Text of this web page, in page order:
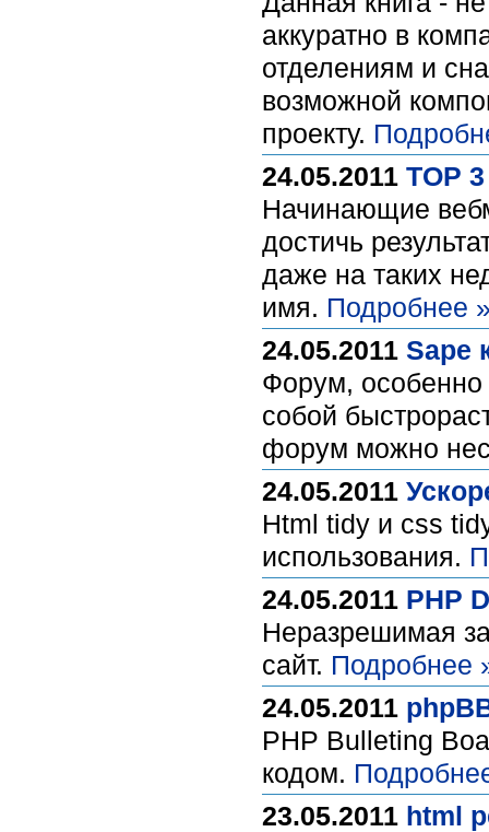
аккуратно в
отделениям и
возможной
проекту.
24.05.2011 TOP
Начинающие
достичь
даже на таких
имя. Подробнее
24.05.2011 Sape
Форум,
собой
форум можно
24.05.2011
Html tidy и css
использования.
24.05.2011 PHP
Неразрешимая
сайт. Подробнее
24.05.2011
PHP Bulleting
кодом.
23.05.2011 html